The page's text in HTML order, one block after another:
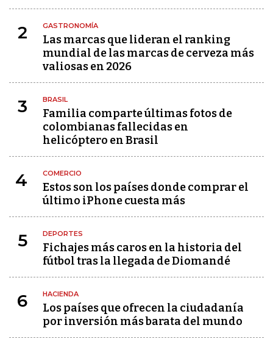
2 GASTRONOMÍA
Las marcas que lideran el ranking
mundial de las marcas de cerveza más
valiosas en 2026
3 BRASIL
Familia comparte últimas fotos de
colombianas fallecidas en
helicóptero en Brasil
4 COMERCIO
Estos son los países donde comprar el
último iPhone cuesta más
5 DEPORTES
Fichajes más caros en la historia del
fútbol tras la llegada de Diomandé
6 HACIENDA
Los países que ofrecen la ciudadanía
por inversión más barata del mundo